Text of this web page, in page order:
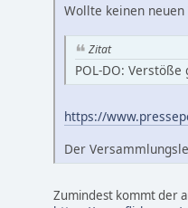
Wollte keinen
Zitat
POL-DO:
https://
Der
Zumindest kommt der